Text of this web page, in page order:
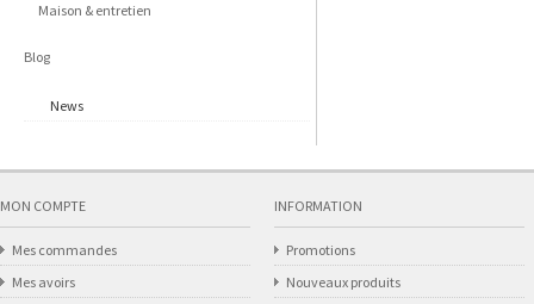
Maison & entretien
Blog
News
MON COMPTE
Mes commandes
Mes avoirs
INFORMATION
Promotions
Nouveaux produits